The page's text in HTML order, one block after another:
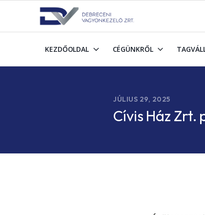
KEZDŐOLDAL CÉGÜNKRŐL
JÚLIUS 29, 2025
Cívis Ház Zrt.